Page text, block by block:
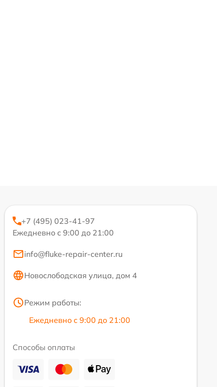
+7 (495) 023-41-97
Ежедневно с 9:00 до 21:00
info@fluke-repair-center.ru
Новослободская улица, дом 4
Режим работы:
Ежедневно с 9:00 до 21:00
Способы оплаты